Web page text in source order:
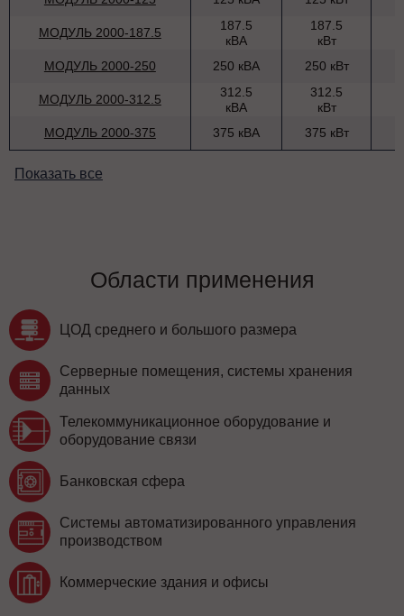
МОДУЛЬ 2000-187.5
187.5
кВА
187.5
кВт
МОДУЛЬ 2000-250
250 кВА 250 кВт
МОДУЛЬ 2000-312.5
312.5
кВА
312.5
кВт
МОДУЛЬ 2000-375
375 кВА 375 кВт
Показать все
Области применения
ЦОД среднего и большого размера
Серверные помещения, системы хранения
данных
Телекоммуникационное оборудование и
оборудование связи
Банковская сфера
Системы автоматизированного управления
производством
Коммерческие здания и офисы